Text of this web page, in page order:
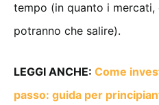
tempo (in quanto i
potranno che salire).
LEGGI ANCHE: Come
passo: guida per